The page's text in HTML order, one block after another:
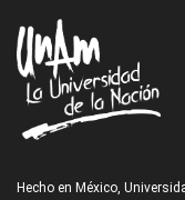
Hecho en México,